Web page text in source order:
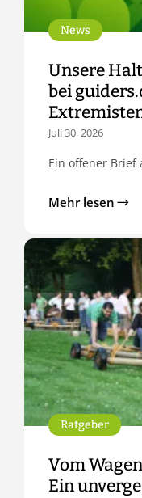
News
Unsere
bei
Juli 30, 2026
Ein offener Brief
Mehr lesen
Ratgeber
Vom
Ein